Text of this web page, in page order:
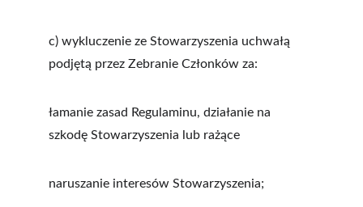
c) wykluczenie ze Stowarzyszenia uchwałą
podjętą przez Zebranie Członków za:
łamanie zasad Regulaminu, działanie na
szkodę Stowarzyszenia lub rażące
naruszanie interesów Stowarzyszenia;